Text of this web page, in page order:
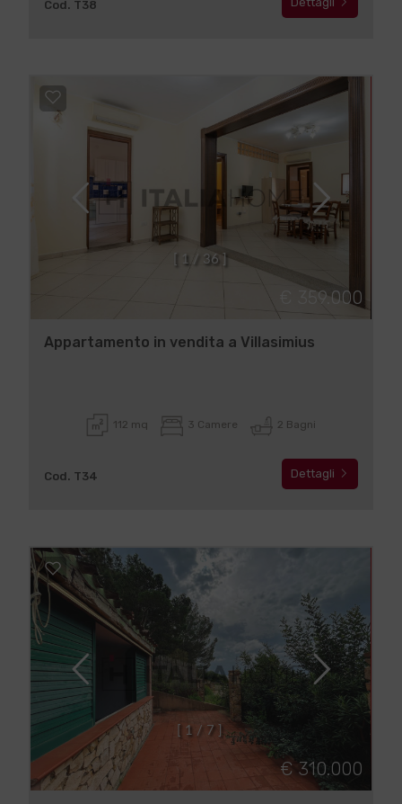
Cod. T38
1 / 36
€ 359.000
Appartamento in vendita a Villasimius
112 mq 3 Camere 2 Bagni
Cod. T34 Dettagli
1 / 7
€ 310.000